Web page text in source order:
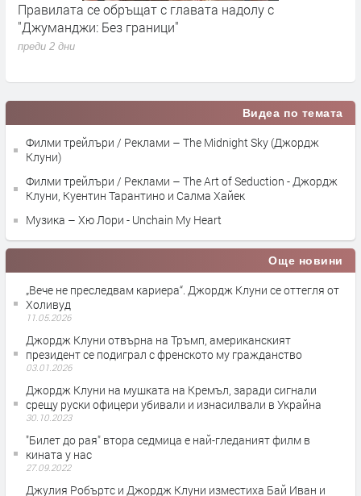
Правилата се обръщат с главата надолу с
"Джуманджи: Без граници"
преди 2 дни
Видеа по темата
Филми трейлъри / Реклами – The Midnight Sky (Джордж
Клуни)
Филми трейлъри / Реклами – The Art of Seduction - Джордж
Клуни, Куентин Тарантино и Салма Хайек
Музика – Хю Лори - Unchain My Heart
Още новини
„Вече не преследвам кариера“. Джордж Клуни се оттегля от
Холивуд
11.05.2026
Джордж Клуни отвърна на Тръмп, американският
президент се подиграл с френското му гражданство
03.01.2026
Джордж Клуни на мушката на Кремъл, заради сигнали
срещу руски офицери убивали и изнасилвали в Украйна
30.10.2023
"Билет до рая" втора седмица е най-гледаният филм в
кината у нас
27.09.2022
Джулия Робъртс и Джордж Клуни изместиха Бай Иван и